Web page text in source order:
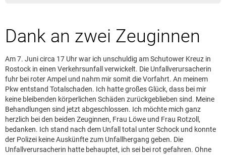
Leserbriefe lesen
Kontakt
Dank an zwei Zeuginnen
Am 7. Juni circa 17 Uhr war ich unschuldig am Schutower Kreuz in
Rostock in einen Verkehrsunfall verwickelt. Die Unfallverursacherin
fuhr bei roter Ampel und nahm mir somit die Vorfahrt. An meinem
Pkw entstand Totalschaden. Ich hatte großes Glück, dass bei mir
keine bleibenden körperlichen Schäden zurückgeblieben sind. Meine
Behandlungen sind jetzt abgeschlossen. Ich möchte mich ganz
herzlich bei den beiden Zeuginnen, Frau Löwe und Frau Rotzoll,
bedanken. Ich stand nach dem Unfall total unter Schock und konnte
der Polizei keine Auskünfte zum Unfallhergang geben. Die
Unfallverursacherin hatte behauptet, ich sei bei rot gefahren. Ohne